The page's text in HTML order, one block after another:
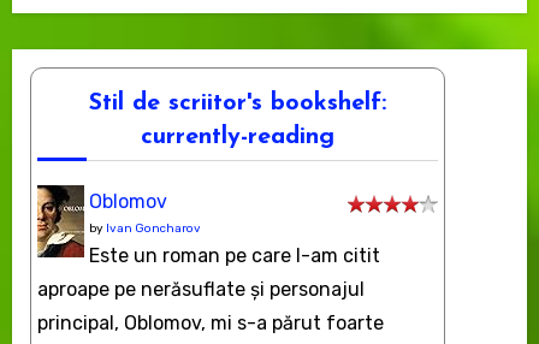
Stil de scriitor's bookshelf:
currently-reading
Oblomov
by Ivan Goncharov
Este un roman pe care l-am citit
aproape pe nerăsuflate şi personajul
principal, Oblomov, mi s-a părut foarte